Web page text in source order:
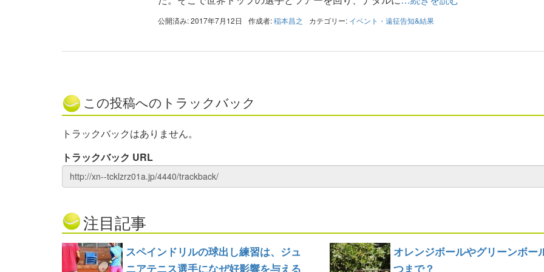
公開済み: 2017年7月12日 作成者:稲本昌之 カテゴリー: イベント・遠征告知&結果
この投稿へのトラックバック
トラックバックはありません。
トラックバック URL
注目記事
スペインドリルの球出し練習は、ジュ
ニアテニス選手になぜ好影響を与える
オレンジボールやグリーンボー
つまで？